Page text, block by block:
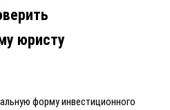
юристу
форму инвестиционного